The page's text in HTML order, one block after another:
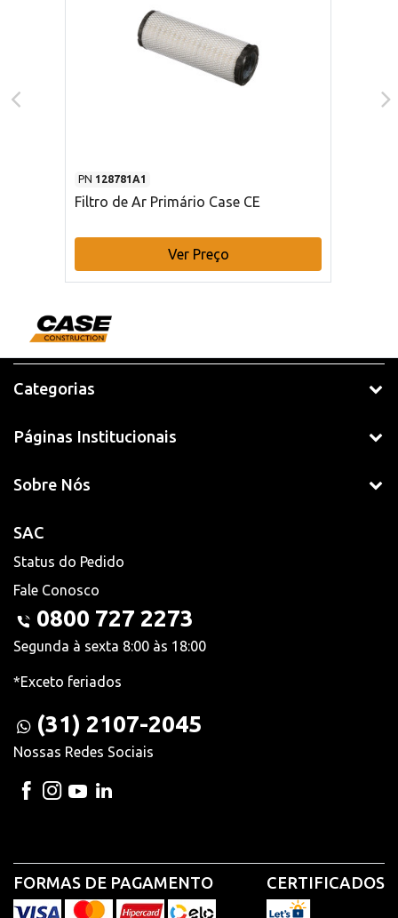
PN 128781A1
Filtro de Ar Primário Case CE
Ver Preço
Categorias
Páginas Institucionais
Sobre Nós
SAC
Status do Pedido
Fale Conosco
0800 727 2273
Segunda à sexta 8:00 às 18:00
*Exceto feriados
(31) 2107-2045
Nossas Redes Sociais
FORMAS DE PAGAMENTO CERTIFICADOS